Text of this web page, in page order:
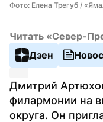
Фото: Елена Трегуб /
Читать «Север-
Дзен
Дмитрий
филармонии на
округа. Он